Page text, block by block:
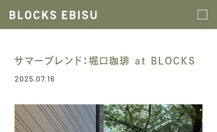
サマーブレンド：堀口珈琲 at BLOCKS
2025.07.16